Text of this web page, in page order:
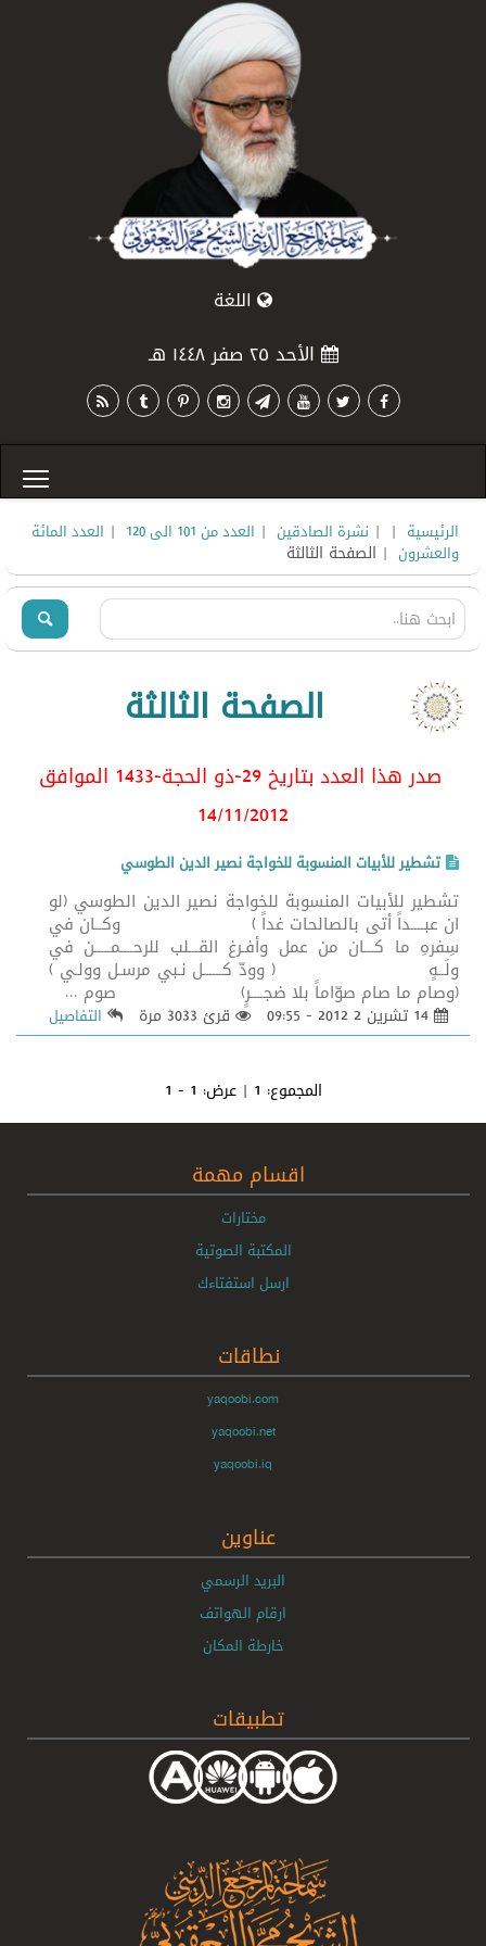
اللغة
الأحد ٢٥ صفر ١٤٤٨ هـ
الرئيسية |
| نشرة الصادقين | العدد من 101 الى 120 | العدد المائة
والعشرون | الصفحة الثالثة
الصفحة الثالثة
صدر هذا العدد بتاريخ 29-ذو الحجة-1433 الموافق
14/11/2012
تشطير للأبيات المنسوبة للخواجة نصير الدين الطوسي
تشطير للأبيات المنسوبة للخواجة نصير الدين الطوسي (لو
ان عبــــداً أتى بالصالحات غداً ) وكــان في
سِفرهِ ما كـــان من عمل وأفـرغ القـــلب للرحــــمـــــن في
ولَــهٍ ( وودّ كــــــل نـبي مرسـل وولـي )
(وصام ما صام صوّاماً بلا ضجــــرٍ) صوم ...
قرئ 3033 مرة التفاصيل
المجموع: 1 | عرض: 1 - 1
اقسام مهمة
مختارات
المكتبة الصوتية
ارسل استفتاءك
نطاقات
yaqoobi.com
yaqoobi.net
yaqoobi.iq
عناوين
البريد الرسمي
ارقام الهواتف
خارطة المكان
تطبيقات